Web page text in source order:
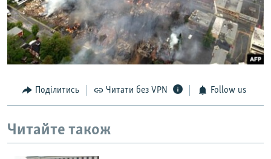
Поділитись Читати без VPN Follow us
Читайте також